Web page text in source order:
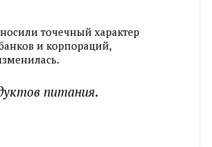
точечный характер
и корпораций,
питания.